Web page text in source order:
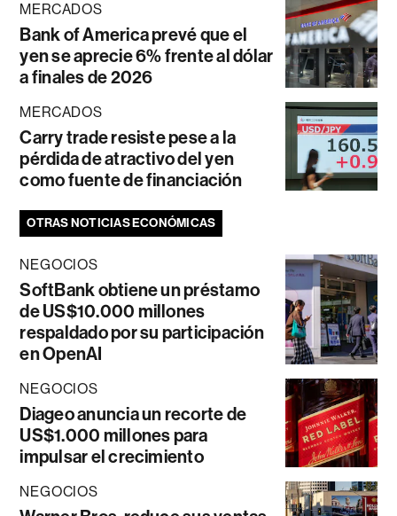
MERCADOS
Bank of America prevé que el
yen se aprecie 6% frente al dólar
a finales de 2026
MERCADOS
Carry trade resiste pese a la
pérdida de atractivo del yen
como fuente de financiación
OTRAS NOTICIAS ECONÓMICAS
NEGOCIOS
SoftBank obtiene un préstamo
de US$10.000 millones
respaldado por su participación
en OpenAI
NEGOCIOS
Diageo anuncia un recorte de
US$1.000 millones para
impulsar el crecimiento
NEGOCIOS